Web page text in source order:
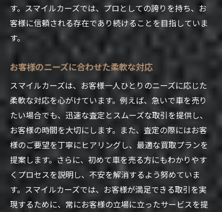
す。スマイルカーズでは、プロとしての誇りを持ち、お
客様に信頼される存在であり続けることを目指していま
す。
お客様のニーズに合わせた柔軟な対応
スマイルカーズは、お客様一人ひとりのニーズに応じた
柔軟な対応を心がけています。例えば、急いで車を売り
たい場合でも、迅速な査定とスムーズな取引を提供し、
お客様の時間を大切にします。また、査定の際にはお客
様のご要望を丁寧にヒアリングし、最適な買取プランを
提案します。さらに、初めて車を売る方にもわかりやす
くプロセスを説明し、不安を解消するよう努めていま
す。スマイルカーズでは、お客様が満足できる取引を実
現するために、常にお客様の立場に立ったサービスを提